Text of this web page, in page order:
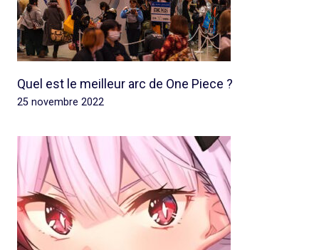
Quel est le meilleur arc de One Piece ?
25 novembre 2022